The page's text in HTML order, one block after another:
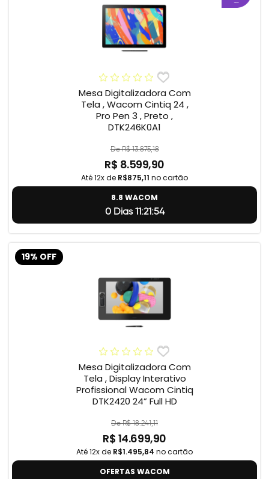
Mesa Digitalizadora Com
Tela , Wacom Cintiq 24 ,
Pro Pen 3 , Preto ,
DTK246K0A1
De R$ 13.875,18
R$ 8.599,90
Até 12x de R$875,11 no cartão
8.8 WACOM
0 Dias 11:21:54
19% OFF
Mesa Digitalizadora Com
Tela , Display Interativo
Profissional Wacom Cintiq
DTK2420 24” Full HD
De R$ 18.241,11
R$ 14.699,90
Até 12x de R$1.495,84 no cartão
OFERTAS WACOM